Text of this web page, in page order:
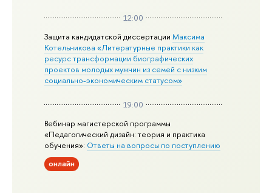
12:00
Защита кандидатской диссертацииМаксима
Котельникова «Литературные практики как
ресурс трансформации биографических
проектов молодых мужчин из семей с низким
социально-экономическим статусом»
19:00
Вебинар магистерской программы
«Педагогический дизайн: теория и практика
обучения»: Ответы на вопросы по поступлению
онлайн